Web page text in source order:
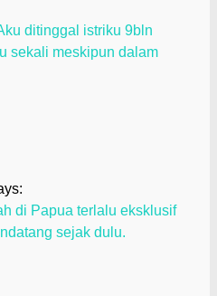
ditinggal istriku 9bln
sekali meskipun dalam
di Papua terlalu eksklusif
sejak dulu.